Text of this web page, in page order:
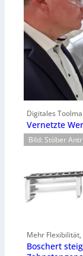
Digitales
Vernetzte
Bild: Stöber
Mehr
Boschert